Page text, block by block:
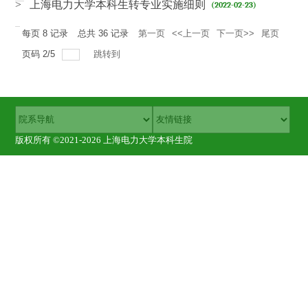
> 上海电力大学本科生转专业实施细则 (2022-02-23)
每页8 记录 总共36 记录 第一页 <<上一页 下一页>>
尾页
页码2/5 跳转到
版权所有 ©2021-2026 上海电力大学本科生院